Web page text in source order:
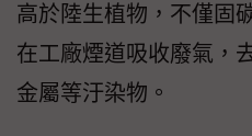
高於陸生植物，不僅固
在工廠煙道吸收廢氣，
金屬等汙染物。